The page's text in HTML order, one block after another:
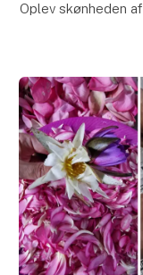
Oplev skønheden